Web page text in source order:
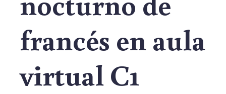
francés en aula
virtual C1